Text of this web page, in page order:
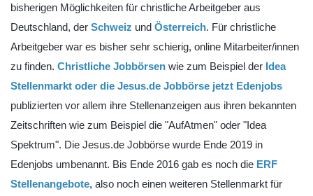
bisherigen Möglichkeiten für christliche Arbeitgeber aus
Deutschland, der Schweiz und Österreich. Für christliche
Arbeitgeber war es bisher sehr schierig, online Mitarbeiter/innen
zu finden. Christliche Jobbörsen wie zum Beispiel der Idea
Stellenmarkt oder die Jesus.de Jobbörse jetzt Edenjobs
publizierten vor allem ihre Stellenanzeigen aus ihren bekannten
Zeitschriften wie zum Beispiel die "AufAtmen" oder "Idea
Spektrum". Die Jesus.de Jobbörse wurde Ende 2019 in
Edenjobs umbenannt. Bis Ende 2016 gab es noch die ERF
Stellenangebote, also noch einen weiteren Stellenmarkt für